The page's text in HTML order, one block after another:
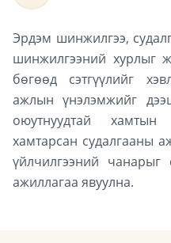
Эрдэм шинжилгээ,
шинжилгээний хурлыг
бөгөөд сэтгүүлийг
ажлын үнэлэмжийг
оюутнуудтай хамтын
хамтарсан судалгааны
үйлчилгээний чанарыг
ажиллагаа явуулна.